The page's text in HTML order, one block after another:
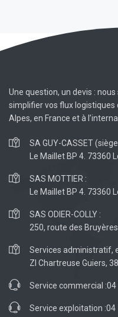
Une question, un devis :
simplifier vos flux logistiques
Alpes, en France et à
SA GUY-CASSET
Le Maillet BP 4. 73360
SAS MOTTIER :
Le Maillet BP 4. 73360
SAS ODIER-COLLY :
250, route des
Services administratif,
ZI Chartreuse Guiers,
Service commercial :04
Service exploitation :04